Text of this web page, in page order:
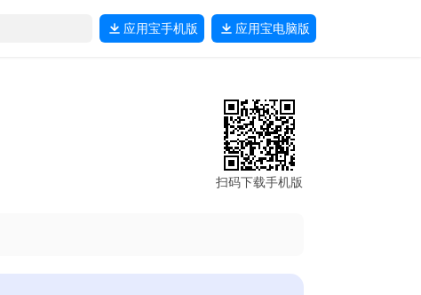
应用宝手机版 应用宝电脑版
扫码下载手机版